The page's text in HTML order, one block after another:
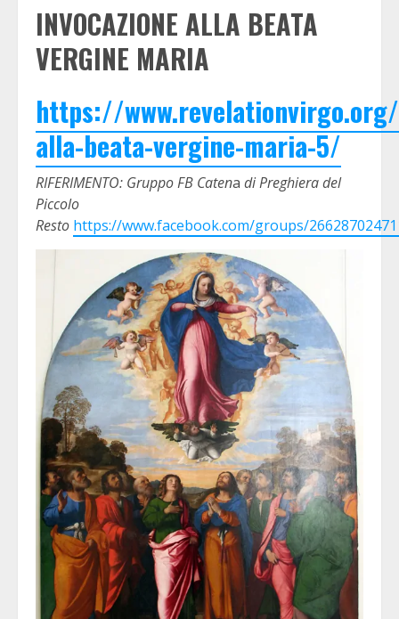
INVOCAZIONE ALLA BEATA
VERGINE MARIA
https://
alla-beata-vergine-maria-5/
RIFERIMENTO: Gruppo FB Catena di Preghiera del
Piccolo
Resto https://www.facebook.com/groups/